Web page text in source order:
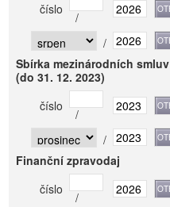
číslo
/
/
Sbírka mezinárodních smluv
(do 31. 12. 2023)
číslo
/
/
Finanční zpravodaj
číslo
/